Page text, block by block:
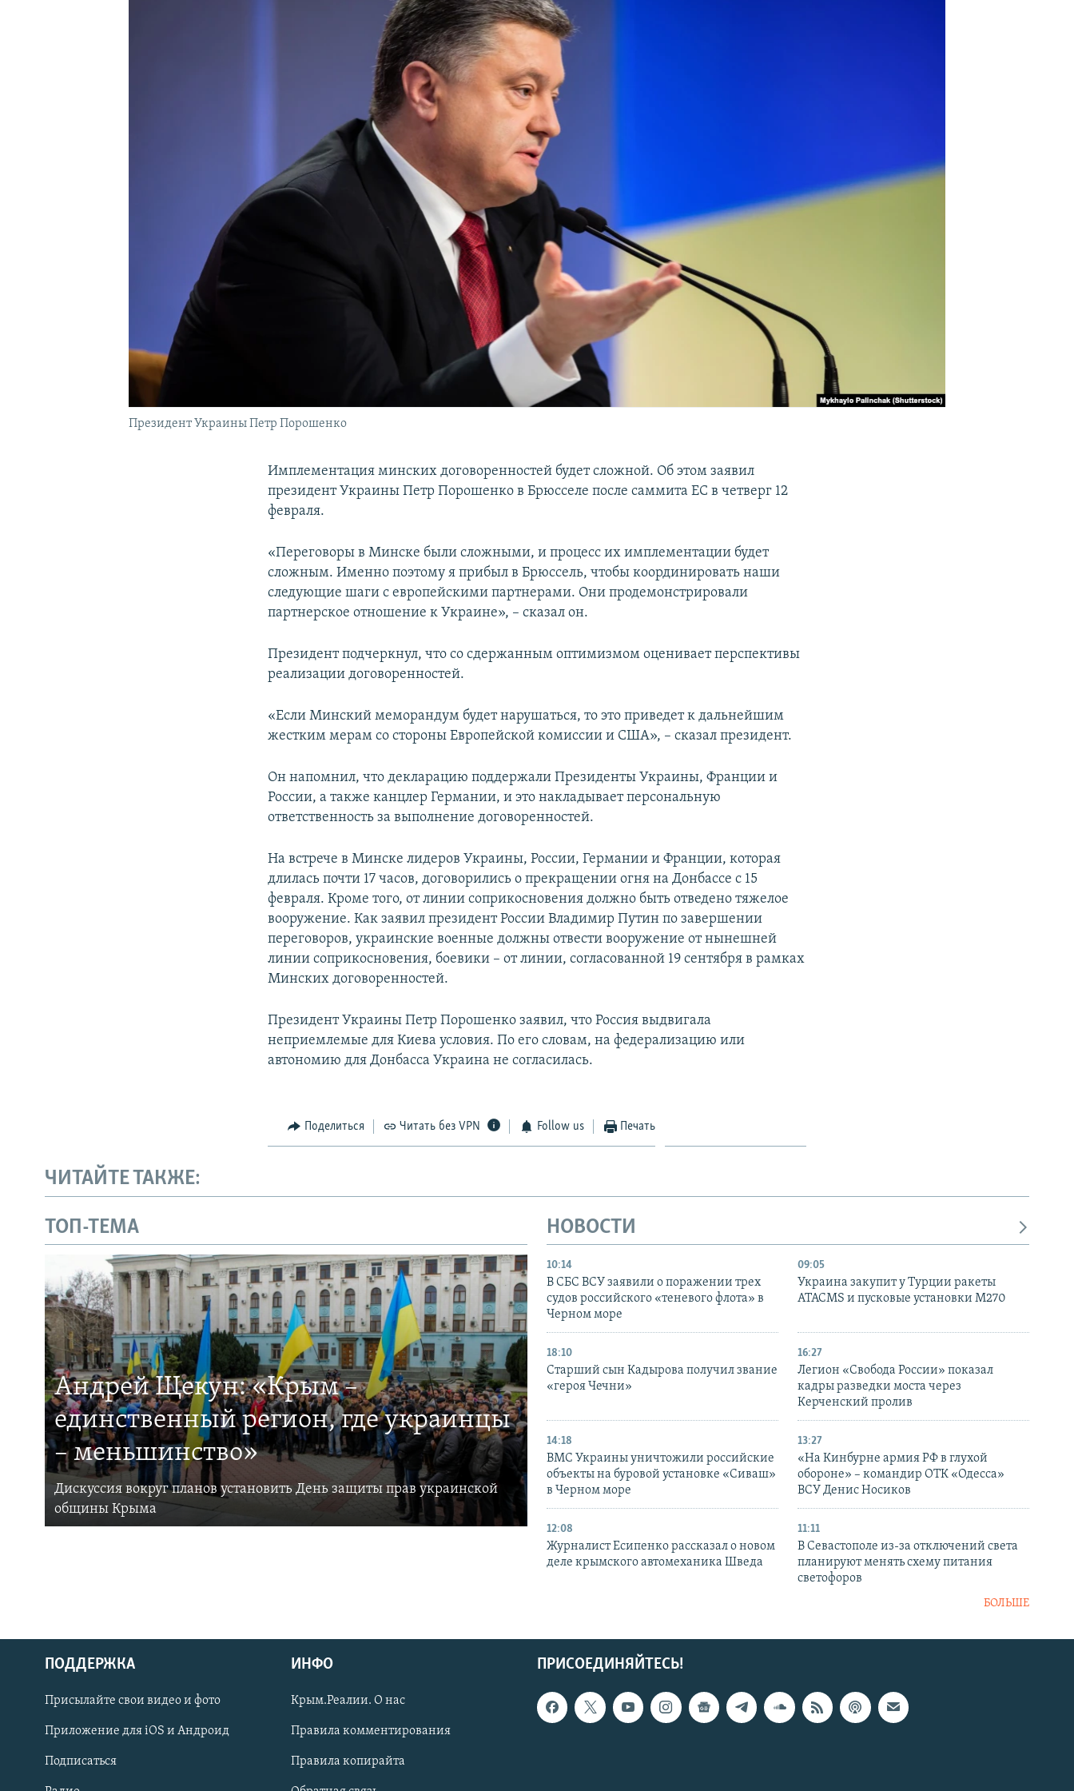
Українською
Qırımtatar
ПРИСОЕДИНЯЙТЕСЬ!
Президент Украины Петр Порошенко
Имплементация минских договоренностей будет сложной. Об этом заявил
президент Украины Петр Порошенко в Брюсселе после саммита ЕС в четверг 12
февраля.
«Переговоры в Минске были сложными, и процесс их имплементации будет
сложным. Именно поэтому я прибыл в Брюссель, чтобы координировать наши
следующие шаги с европейскими партнерами. Они продемонстрировали
партнерское отношение к Украине», – сказал он.
Президент подчеркнул, что со сдержанным оптимизмом оценивает перспективы
реализации договоренностей.
«Если Минский меморандум будет нарушаться, то это приведет к дальнейшим
жестким мерам со стороны Европейской комиссии и США», – сказал президент.
Он напомнил, что декларацию поддержали Президенты Украины, Франции и
России, а также канцлер Германии, и это накладывает персональную
ответственность за выполнение договоренностей.
На встрече в Минске лидеров Украины, России, Германии и Франции, которая
длилась почти 17 часов, договорились о прекращении огня на Донбассе с 15
февраля. Кроме того, от линии соприкосновения должно быть отведено тяжелое
вооружение. Как заявил президент России Владимир Путин по завершении
переговоров, украинские военные должны отвести вооружение от нынешней
линии соприкосновения, боевики – от линии, согласованной 19 сентября в рамках
Минских договоренностей.
Президент Украины Петр Порошенко заявил, что Россия выдвигала
неприемлемые для Киева условия. По его словам, на федерализацию или
автономию для Донбасса Украина не согласилась.
Поделиться Читать без VPN Follow us Печать
ЧИТАЙТЕ ТАКЖЕ:
ТОП-ТЕМА
Андрей Щекун: «Крым –
единственный регион, где украинцы
– меньшинство»
Дискуссия вокруг планов установить День защиты прав украинской
общины Крыма
НОВОСТИ
10:14
В СБС ВСУ заявили о поражении трех
судов российского «теневого флота» в
Черном море
09:05
Украина закупит у Турции ракеты
ATACMS и пусковые установки M270
18:10
Старший сын Кадырова получил звание
«героя Чечни»
16:27
Легион «Свобода России» показал
кадры разведки моста через
Керченский пролив
14:18
ВМС Украины уничтожили российские
объекты на буровой установке «Сиваш»
в Черном море
13:27
«На Кинбурне армия РФ в глухой
обороне» – командир ОТК «Одесса»
ВСУ Денис Носиков
12:08
Журналист Есипенко рассказал о новом
деле крымского автомеханика Шведа
11:11
В Севастополе из-за отключений света
планируют менять схему питания
светофоров
БОЛЬШЕ
ПРИСОЕДИНЯЙТЕСЬ!
ПОДДЕРЖКА
Присылайте свои видео и фото
Приложение для iOS и Андроид
Подписаться
ИНФО
Крым.Реалии. О нас
Правила комментирования
Правила копирайта